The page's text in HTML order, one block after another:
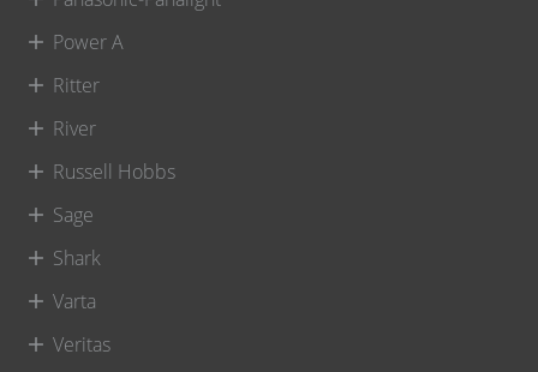
Power A
Ritter
River
Russell Hobbs
Sage
Shark
Varta
Veritas